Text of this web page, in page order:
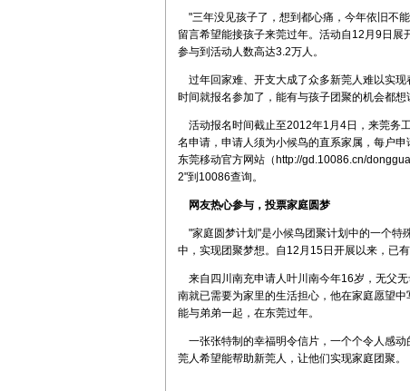
"三年没见孩子了，想到都心痛，今年依旧不
留言希望能接孩子来莞过年。活动自12月9日
参与到活动人数高达3.2万人。
过年回家难、开支大成了众多新莞人难以实
时间就报名参加了，能有与孩子团聚的机会都想
活动报名时间截止至2012年1月4日，来莞务
名申请，申请人须为小候鸟的直系家属，每户
东莞移动官方网站（http://gd.10086.cn/
2"到10086查询。
网友热心参与，投票家庭圆梦
"家庭圆梦计划"是小候鸟团聚计划中的一个特
中，实现团聚梦想。自12月15日开展以来，已
来自四川南充申请人叶川南今年16岁，无父
南就已需要为家里的生活担心，他在家庭愿望
能与弟弟一起，在东莞过年。
一张张特制的幸福明令信片，一个个令人感
莞人希望能帮助新莞人，让他们实现家庭团聚。